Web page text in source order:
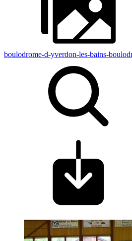
boulodrome-d-yverdon-les-bains-